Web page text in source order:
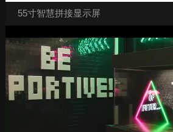
55寸智慧拼接显示屏